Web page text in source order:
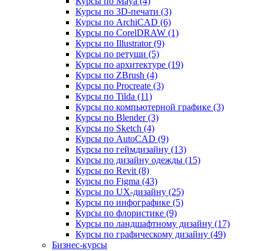
Курсы по 3D-печати (3)
Курсы по ArchiCAD (6)
Курсы по CorelDRAW (1)
Курсы по Illustrator (9)
Курсы по ретуши (5)
Курсы по архитектуре (19)
Курсы по ZBrush (4)
Курсы по Procreate (3)
Курсы по Tilda (11)
Курсы по компьютерной графике (3)
Курсы по Blender (3)
Курсы по Sketch (4)
Курсы по AutoCAD (9)
Курсы по геймдизайну (13)
Курсы по дизайну одежды (15)
Курсы по Revit (8)
Курсы по Figma (43)
Курсы по UX‑дизайну (25)
Курсы по инфографике (5)
Курсы по флористике (9)
Курсы по ландшафтному дизайну (17)
Курсы по графическому дизайну (49)
Бизнес-курсы